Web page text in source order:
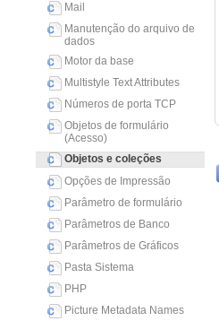
Mail
Manutenção do arquivo de
dados
Motor da base
Multistyle Text Attributes
Números de porta TCP
Objetos de formulário
(Acesso)
Objetos e coleções
Opções de Impressão
Parâmetro de formulário
Parâmetros de Banco
Parâmetros de Gráficos
Pasta Sistema
PHP
Picture Metadata Names